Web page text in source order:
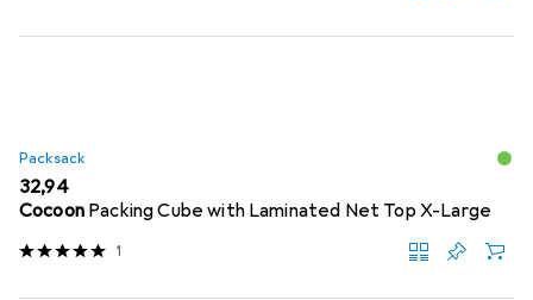
Packsack
EUR
32,94
Cocoon Packing Cube with Laminated Net Top X-Large
1